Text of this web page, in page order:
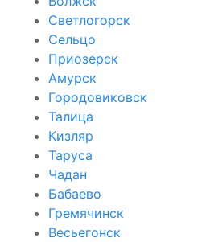
Светлогорск
Сельцо
Приозерск
Амурск
Городовиковск
Талица
Кизляр
Таруса
Чадан
Бабаево
Гремячинск
Весьегонск